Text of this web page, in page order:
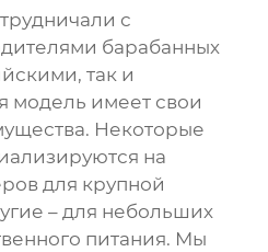
с
барабанных
так и
модель имеет свои
Некоторые
на
для крупной
– для небольших
питания. Мы